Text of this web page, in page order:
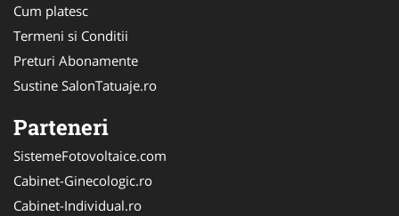
Cum platesc
Termeni si Conditii
Preturi Abonamente
Sustine SalonTatuaje.ro
Parteneri
SistemeFotovoltaice.com
Cabinet-Ginecologic.ro
Cabinet-Individual.ro